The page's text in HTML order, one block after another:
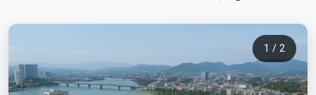
1 / 2